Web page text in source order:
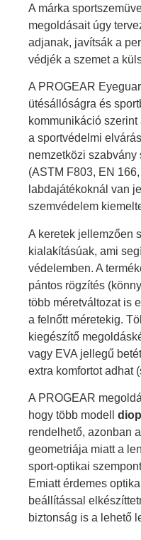
A márka
megoldásait úgy
adjanak, javítsák a
védjék a szemet a
A PROGEAR
ütésállóságra és
kommunikáció szerint
a sportvédelmi
nemzetközi
(ASTM F803, EN
labdajátékoknál van
szemvédelem
A keretek jellemzően
kialakításúak, ami
védelemben. A
pántos rögzítés
több méretváltozat is
a felnőtt méretekig.
kiegészítő
vagy EVA jellegű
extra komfortot adhat
A PROGEAR
hogy több modell
rendelhető, azonban
geometriája miatt a
sport-optikai
Emiatt érdemes
beállítással
biztonság is a lehető